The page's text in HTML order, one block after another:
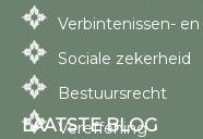
Verbintenissen-
Sociale zekerheid
Bestuursrecht
Vereffening
LAATSTE BLOG